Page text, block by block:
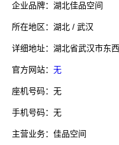
企业品牌：湖北佳品空间
所在地区：湖北 / 武汉
详细地址：湖北省武汉市东
官方网站： 无
座机号码：无
手机号码：无
主营业务：佳品空间